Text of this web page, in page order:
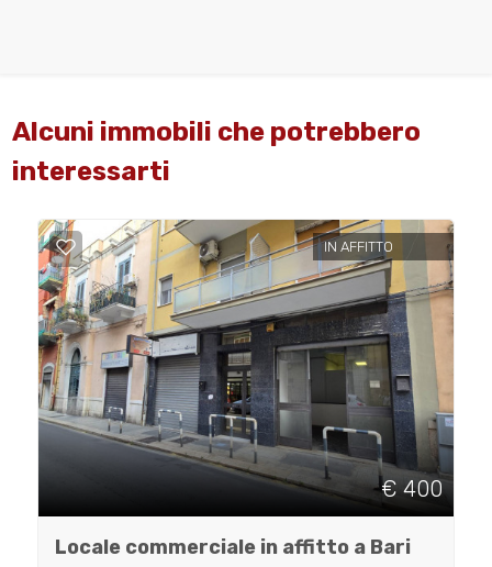
Alcuni immobili che potrebbero
interessarti
IN AFFITTO
€ 400
Locale commerciale in affitto a Bari